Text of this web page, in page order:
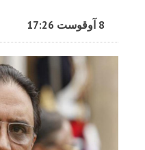
8 آوقوست 17:26